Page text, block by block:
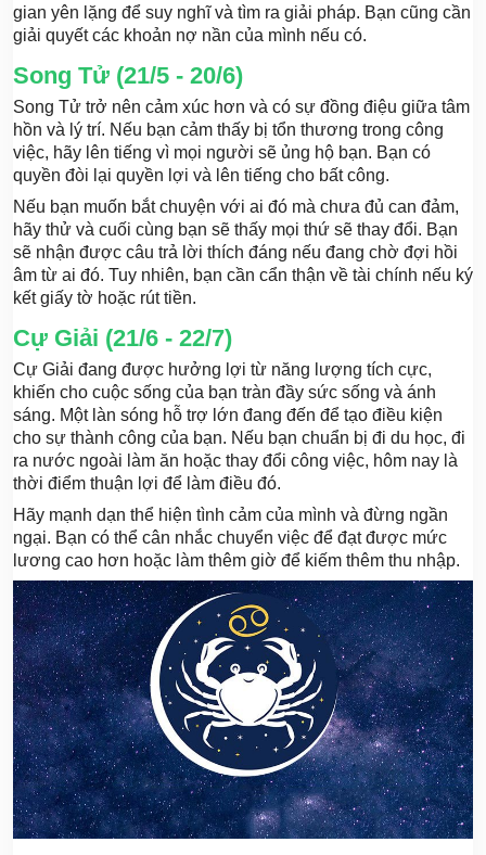
gian yên lặng để suy nghĩ và tìm ra giải pháp. Bạn cũng cần
giải quyết các khoản nợ nần của mình nếu có.
Song Tử (21/5 - 20/6)
Song Tử trở nên cảm xúc hơn và có sự đồng điệu giữa tâm
hồn và lý trí. Nếu bạn cảm thấy bị tổn thương trong công
việc, hãy lên tiếng vì mọi người sẽ ủng hộ bạn. Bạn có
quyền đòi lại quyền lợi và lên tiếng cho bất công.
Nếu bạn muốn bắt chuyện với ai đó mà chưa đủ can đảm,
hãy thử và cuối cùng bạn sẽ thấy mọi thứ sẽ thay đổi. Bạn
sẽ nhận được câu trả lời thích đáng nếu đang chờ đợi hồi
âm từ ai đó. Tuy nhiên, bạn cần cẩn thận về tài chính nếu ký
kết giấy tờ hoặc rút tiền.
Cự Giải (21/6 - 22/7)
Cự Giải đang được hưởng lợi từ năng lượng tích cực,
khiến cho cuộc sống của bạn tràn đầy sức sống và ánh
sáng. Một làn sóng hỗ trợ lớn đang đến để tạo điều kiện
cho sự thành công của bạn. Nếu bạn chuẩn bị đi du học, đi
ra nước ngoài làm ăn hoặc thay đổi công việc, hôm nay là
thời điểm thuận lợi để làm điều đó.
Hãy mạnh dạn thể hiện tình cảm của mình và đừng ngần
ngại. Bạn có thể cân nhắc chuyển việc để đạt được mức
lương cao hơn hoặc làm thêm giờ để kiếm thêm thu nhập.